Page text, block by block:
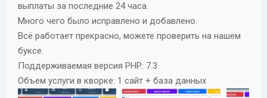
выплаты за последние 24 часа.
Много чего было исправлено и добавлено.
Всё работает прекрасно, можете проверить на нашем
буксе.
Поддерживаемая версия PHP: 7.3
Объем услуги в кворке: 1 сайт + база данных